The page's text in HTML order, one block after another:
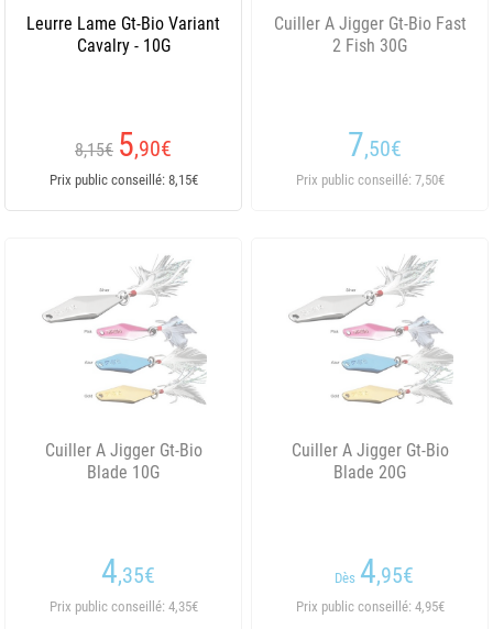
Leurre Lame Gt-Bio Variant
Cavalry - 10G
8,15€ 5,90€
Prix public conseillé: 8,15€
Cuiller A Jigger Gt-Bio Fast
2 Fish 30G
7,50€
Prix public conseillé: 7,50€
Cuiller A Jigger Gt-Bio
Blade 10G
4,35€
Prix public conseillé: 4,35€
Cuiller A Jigger Gt-Bio
Blade 20G
Dès 4,95€
Prix public conseillé: 4,95€